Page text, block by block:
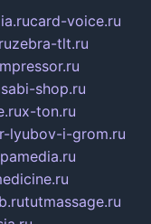
card-voice.ru
zebra-tlt.ru
shop.ru
x-ton.ru
lyubov-i-grom.ru
tutmassage.ru